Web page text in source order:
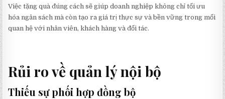
Việc tặng quà đúng cách sẽ giúp doanh nghiệp không chỉ tối ưu
hóa ngân sách mà còn tạo ra giá trị thực sự và bền vững trong mối
quan hệ với nhân viên, khách hàng và đối tác.
Rủi ro về quản lý nội bộ
Thiếu sự phối hợp đồng bộ